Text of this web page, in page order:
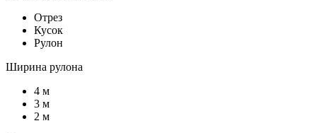
Отрез
Кусок
Рулон
Ширина рулона
4 м
3 м
2 м